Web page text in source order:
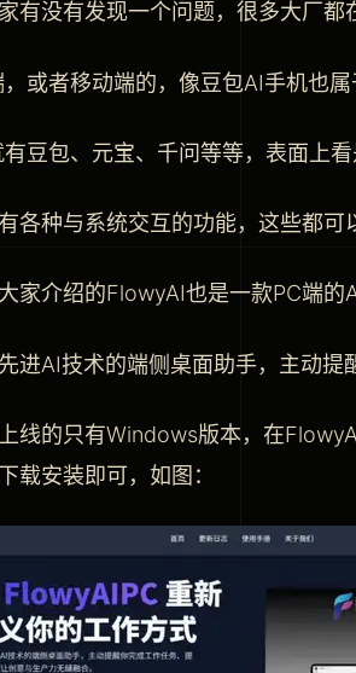
有没有发现一个问题，很多大厂都
，或者移动端的，像豆包AI手机也属
豆包、元宝、千问等等，表面上看
各种与系统交互的功能，这些都可
家介绍的FlowyAI也是一款PC端的
进AI技术的端侧桌面助手，主动提
线的只有Windows版本，在
载安装即可，如图：